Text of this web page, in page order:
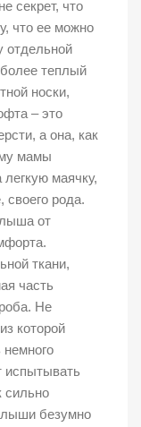
секрет, что
что ее можно
отдельной
теплый
носки,
– это
а она, как
мамы
маячку,
своего рода.
от
ткани,
часть
Не
которой
испытывать
сильно
безумно